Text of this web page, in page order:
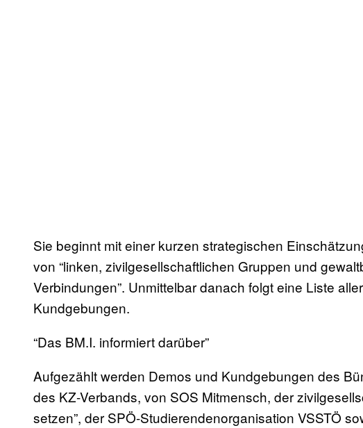
Sie beginnt mit einer kurzen strategischen
von “linken, zivilgesellschaftlichen Gruppen und
Verbindungen”. Unmittelbar danach folgt eine Liste
Kundgebungen.
“Das BM.I. informiert darüber”
Aufgezählt werden Demos und Kundgebungen des
des KZ-Verbands, von SOS Mitmensch, der
setzen”, der SPÖ-Studierendenorganisation VSSTÖ